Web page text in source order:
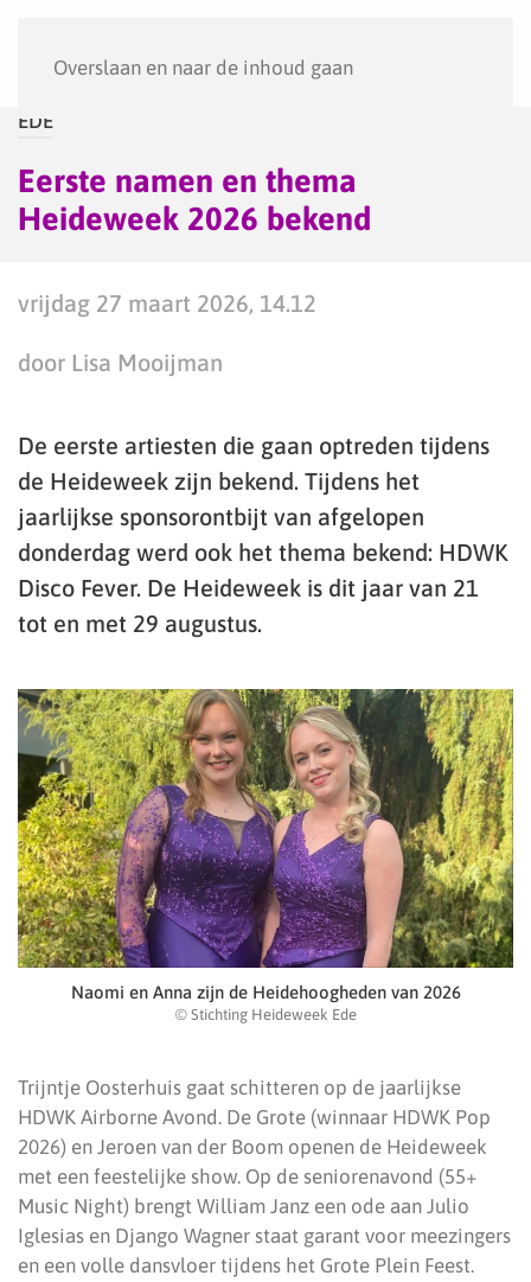
Overslaan en naar de inhoud gaan
EDE
Eerste namen en thema
Heideweek 2026 bekend
vrijdag 27 maart 2026, 14.12
door Lisa Mooijman
De eerste artiesten die gaan optreden tijdens
de Heideweek zijn bekend. Tijdens het
jaarlijkse sponsorontbijt van afgelopen
donderdag werd ook het thema bekend: HDWK
Disco Fever. De Heideweek is dit jaar van 21
tot en met 29 augustus.
Naomi en Anna zijn de Heidehoogheden van 2026
© Stichting Heideweek Ede
Trijntje Oosterhuis gaat schitteren op de jaarlijkse
HDWK Airborne Avond. De Grote (winnaar HDWK Pop
2026) en Jeroen van der Boom openen de Heideweek
met een feestelijke show. Op de seniorenavond (55+
Music Night) brengt William Janz een ode aan Julio
Iglesias en Django Wagner staat garant voor meezingers
en een volle dansvloer tijdens het Grote Plein Feest.